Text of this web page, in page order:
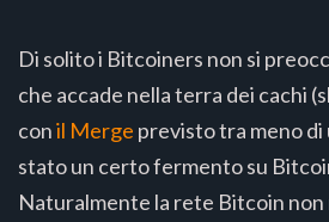
Di solito i Bitcoiners non si
che accade nella terra dei cachi
conil Merge previsto tra meno di
stato un certo fermento su
Naturalmente la rete Bitcoin non